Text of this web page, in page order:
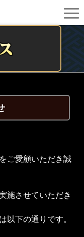
ご愛顧いただき誠
施させていただき
以下の通りです。